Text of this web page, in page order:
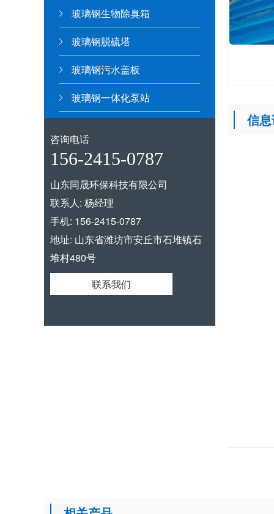
玻璃钢生物除臭箱
玻璃钢脱硫塔
玻璃钢污水盖板
玻璃钢一体化泵站
咨询电话
156-2415-0787
山东同晟环保科技有限公司
联系人: 杨经理
手机: 156-2415-0787
地址: 山东省潍坊市安丘市石堆镇石
堆村480号
联系我们
信